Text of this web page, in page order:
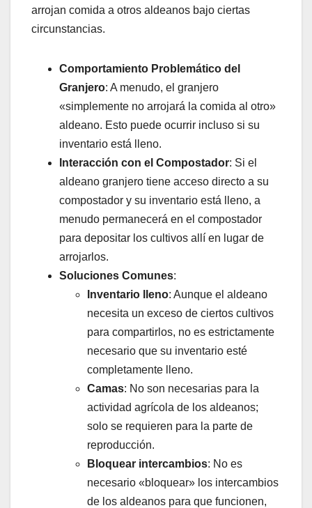
arrojan comida a otros aldeanos bajo ciertas
circunstancias.
Comportamiento Problemático del
Granjero: A menudo, el granjero
«simplemente no arrojará la comida al otro»
aldeano. Esto puede ocurrir incluso si su
inventario está lleno.
Interacción con el Compostador: Si el
aldeano granjero tiene acceso directo a su
compostador y su inventario está lleno, a
menudo permanecerá en el compostador
para depositar los cultivos allí en lugar de
arrojarlos.
Soluciones Comunes:
Inventario lleno: Aunque el aldeano
necesita un exceso de ciertos cultivos
para compartirlos, no es estrictamente
necesario que su inventario esté
completamente lleno.
Camas: No son necesarias para la
actividad agrícola de los aldeanos;
solo se requieren para la parte de
reproducción.
Bloquear intercambios: No es
necesario «bloquear» los intercambios
de los aldeanos para que funcionen,